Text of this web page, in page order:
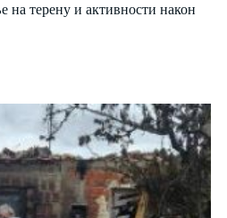
на терену и активности након